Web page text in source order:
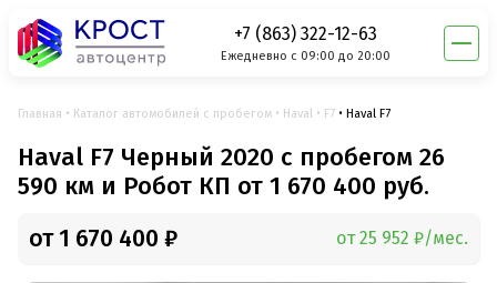
+7 (863) 322-12-63
Ежедневно с 09:00 до 20:00
Главная Каталог автомобилей с пробегом Haval F7 Haval F7
Haval F7 Черный 2020 с пробегом 26
590 км и Робот КП от 1 670 400 руб.
от 1 670 400 ₽ от 25 952 ₽/мес.